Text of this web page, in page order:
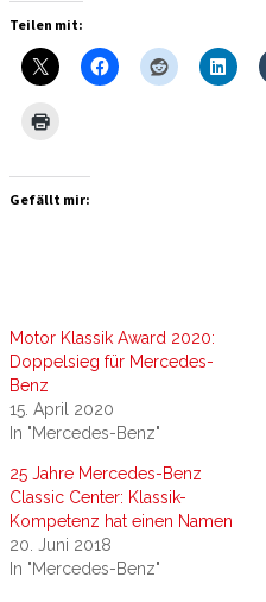
Teilen mit:
Gefällt mir:
Motor Klassik Award 2020:
Doppelsieg für Mercedes-
Benz
15. April 2020
In "Mercedes-Benz"
25 Jahre Mercedes-Benz
Classic Center: Klassik-
Kompetenz hat einen Namen
20. Juni 2018
In "Mercedes-Benz"